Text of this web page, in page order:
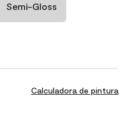
Semi-Gloss
Calculadora de pintura